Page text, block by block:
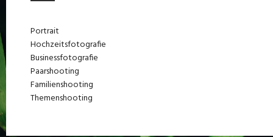
Portrait
Hochzeitsfotografie
Businessfotografie
Paarshooting
Familienshooting
Themenshooting